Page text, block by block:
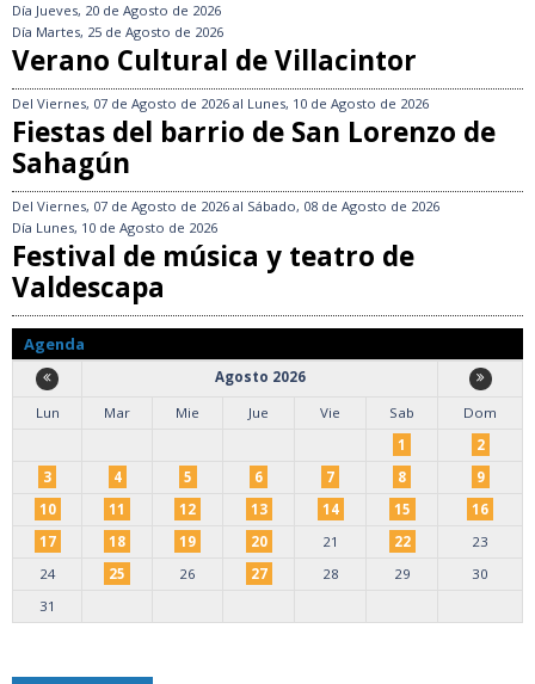
Día Jueves, 20 de Agosto de 2026
Día Martes, 25 de Agosto de 2026
Verano Cultural de Villacintor
Del Viernes, 07 de Agosto de 2026 al Lunes, 10 de Agosto de 2026
Fiestas del barrio de San Lorenzo de
Sahagún
Del Viernes, 07 de Agosto de 2026 al Sábado, 08 de Agosto de 2026
Día Lunes, 10 de Agosto de 2026
Festival de música y teatro de
Valdescapa
Agenda
Agosto 2026
Lun
Mar Mie Jue Vie Sab
Dom
1
2
3
4 5 6 7 8
9
10
11 12 13 14 15
16
17
18 19 20 21 22
23
24
25 26 27 28 29
30
31